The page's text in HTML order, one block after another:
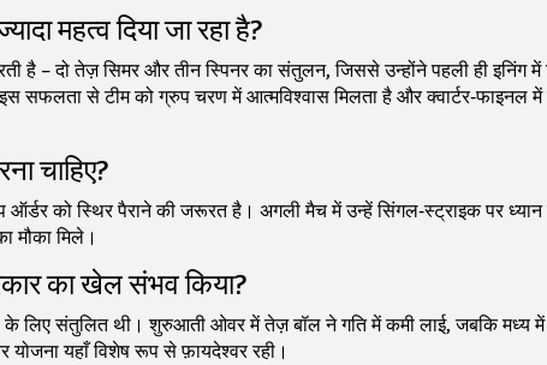
महत्व दिया जा रहा है?
है – दो तेज़ सिमर और तीन स्पिनर का संतुलन, जिससे उन्होंने पहली ही इनिंग में
इस सफलता से टीम को ग्रुप चरण में आत्मविश्वास मिलता है और क्वार्टर‑फाइनल
चाहिए?
ऑर्डर को स्थिर पैराने की जरूरत है। अगली मैच में उन्हें सिंगल‑स्ट्राइक पर ध्यान
मौका मिले।
का खेल संभव किया?
के लिए संतुलित थी। शुरुआती ओवर में तेज़ बॉल ने गति में कमी लाई, जबकि मध्य में
योजना यहाँ विशेष रूप से फ़ायदेश्वर रही।